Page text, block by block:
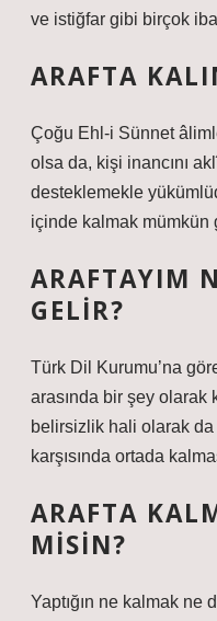
ve istiğfar gibi birçok
ARAFTA
Çoğu Ehl-i Sünnet
olsa da, kişi inancını
desteklemekle
içinde kalmak mümkün
ARAFTAYIM
GELIR?
Türk Dil Kurumu’na
arasında bir şey olarak
belirsizlik hali olarak da
karşısında ortada
ARAFTA
MISIN?
Yaptığın ne kalmak